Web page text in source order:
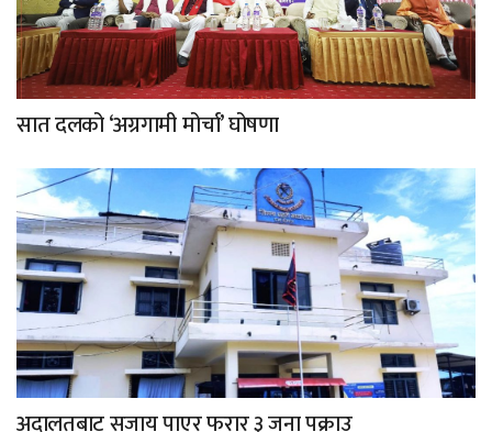
सात दलको ‘अग्रगामी मोर्चा’ घोषणा
अदालतबाट सजाय पाएर फरार ३ जना पक्राउ